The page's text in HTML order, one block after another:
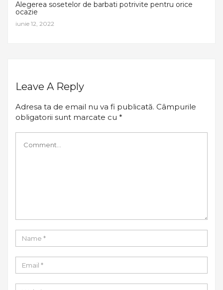
Alegerea sosetelor de barbati potrivite pentru orice
ocazie
iunie 12, 2022
Leave A Reply
Adresa ta de email nu va fi publicată. Câmpurile
obligatorii sunt marcate cu *